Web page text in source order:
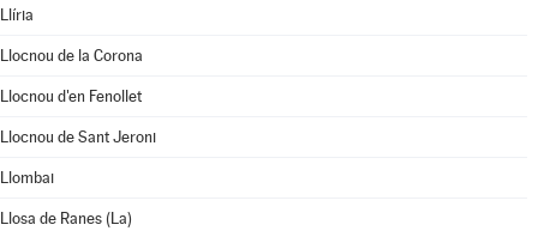
Llíria
Llocnou de la Corona
Llocnou d'en Fenollet
Llocnou de Sant Jeroni
Llombai
Llosa de Ranes (La)